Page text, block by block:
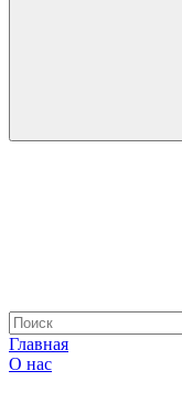
Главная
О нас